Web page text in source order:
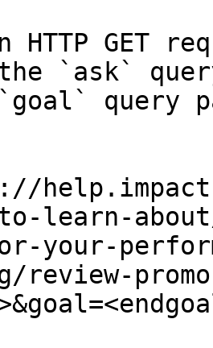
HTTP GET
`ask`
query
learn-
your-
review-